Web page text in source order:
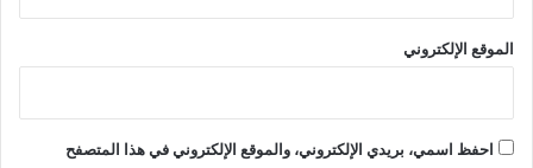
التصنيف: تطبيقات ويندوز، مكافحة
البرامج الضارة، مكافحة التجسس.
تنشيط برنامج EaseUS Video Editor لتحرير الفيديو بسهولة
الموقع الإلكتروني
احفظ اسمي، بريدي الإلكتروني، والموقع الإلكتروني في هذا المتصفح